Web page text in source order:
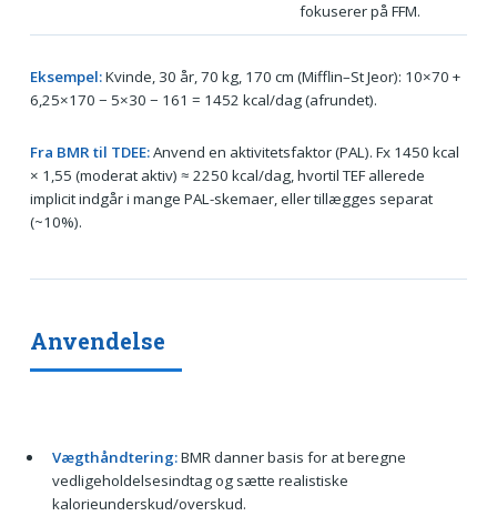
fokuserer på FFM.
Eksempel:Kvinde, 30 år, 70 kg, 170 cm (Mifflin–St Jeor): 10×70 +
6,25×170 − 5×30 − 161 = 1452 kcal/dag (afrundet).
Fra BMR til TDEE:Anvend en aktivitetsfaktor (PAL). Fx 1450 kcal
× 1,55 (moderat aktiv) ≈ 2250 kcal/dag, hvortil TEF allerede
implicit indgår i mange PAL-skemaer, eller tillægges separat
(~10%).
Anvendelse
Vægthåndtering:BMR danner basis for at beregne
vedligeholdelsesindtag og sætte realistiske
kalorieunderskud/overskud.